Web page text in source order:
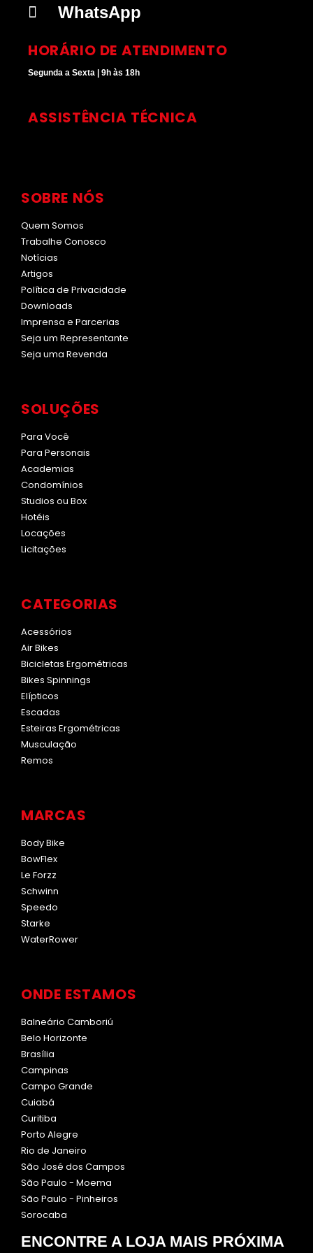
a n
WhatsApp
HORÁRIO DE ATENDIMENTO
Segunda a Sexta | 9h às 18h
ASSISTÊNCIA TÉCNICA
SOBRE NÓS
Quem Somos
Trabalhe Conosco
Notícias
Artigos
Política de Privacidade
Downloads
Imprensa e Parcerias
Seja um Representante
Seja uma Revenda
SOLUÇÕES
Para Você
Para Personais
Academias
Condomínios
Studios ou Box
Hotéis
Locações
Licitações
CATEGORIAS
Acessórios
Air Bikes
Bicicletas Ergométricas
Bikes Spinnings
Elípticos
Escadas
Esteiras Ergométricas
Musculação
Remos
MARCAS
Body Bike
BowFlex
Le Forzz
Schwinn
Speedo
Starke
WaterRower
ONDE ESTAMOS
Balneário Camboriú
Belo Horizonte
Brasília
Campinas
Campo Grande
Cuiabá
Curitiba
Porto Alegre
Rio de Janeiro
São José dos Campos
São Paulo - Moema
São Paulo - Pinheiros
Sorocaba
ENCONTRE A LOJA MAIS PRÓXIMA